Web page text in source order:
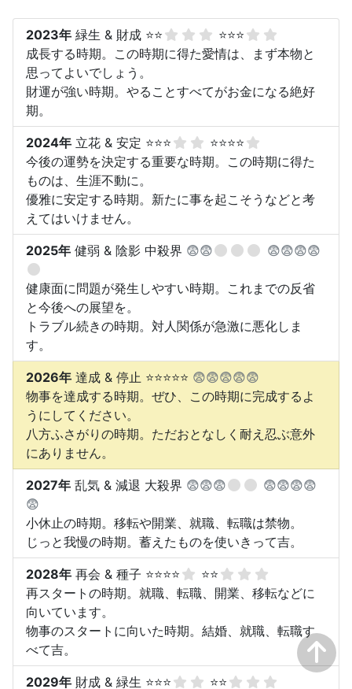
2023年 緑生 & 財成 ⭐⭐
⭐⭐⭐
成長する時期。この時期に得た愛情は、まず本物と
思ってよいでしょう。
財運が強い時期。やることすべてがお金になる絶好
期。
2024年 立花 & 安定 ⭐⭐⭐
⭐⭐⭐⭐
今後の運勢を決定する重要な時期。この時期に得た
ものは、生涯不動に。
優雅に安定する時期。新たに事を起こそうなどと考
えてはいけません。
2025年 健弱 & 陰影 中殺界 😨😨 😨😨😨😨
健康面に問題が発生しやすい時期。これまでの反省
と今後への展望を。
トラブル続きの時期。対人関係が急激に悪化しま
す。
2026年 達成 & 停止 ⭐⭐⭐⭐⭐ 😨😨😨😨😨
物事を達成する時期。ぜひ、この時期に完成するよ
うにしてください。
八方ふさがりの時期。ただおとなしく耐え忍ぶ意外
にありません。
2027年 乱気 & 減退 大殺界 😨😨😨
😨😨😨😨
😨
小休止の時期。移転や開業、就職、転職は禁物。
じっと我慢の時期。蓄えたものを使いきって吉。
2028年 再会 & 種子 ⭐⭐⭐⭐
⭐⭐
再スタートの時期。就職、転職、開業、移転などに
向いています。
物事のスタートに向いた時期。結婚、就職、転職す
べて吉。
2029年 財成 & 緑生 ⭐⭐⭐ ⭐⭐